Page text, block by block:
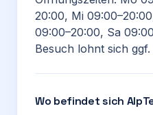
20:00, Mi
09:00–20:00, Sa
Besuch lohnt sich
Wo befindet sich